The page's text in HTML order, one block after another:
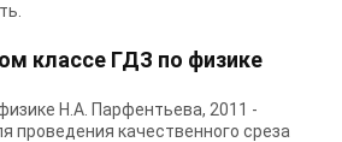
классе ГДЗ по физике
Н.А. Парфентьева, 2011 -
проведения качественного среза